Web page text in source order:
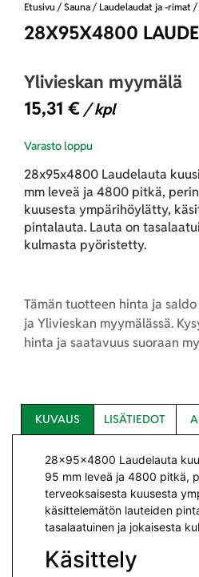
Etusivu / Sauna / Laudelaudat ja -rimat /
28X95X4800
Ylivieskan myymälä
15,31 € / kpl
Varasto loppu
28x95x4800 Laudelauta
mm leveä ja 4800 pitkä,
kuusesta ympärihöylätty,
pintalauta. Lauta on
kulmasta pyöristetty.
Tämän tuotteen hinta ja
ja Ylivieskan myymälässä.
hinta ja saatavuus suoraan
KUVAUS LISÄTIEDOT
28x95x4800 Laudelauta
95 mm leveä ja 4800 pitkä,
terveoksaisesta kuusesta
käsittelemätön lauteiden
tasalaatuinen ja jokaisesta
Käsittely